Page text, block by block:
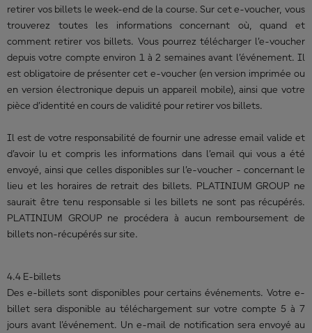
retirer vos billets le week-end de la course. Sur cet e-voucher, vous
trouverez toutes les informations concernant où, quand et
comment retirer vos billets. Vous pourrez télécharger l’e-voucher
depuis votre compte environ 1 à 2 semaines avant l’événement. Il
est obligatoire de présenter cet e-voucher (en version imprimée ou
en version électronique depuis un appareil mobile), ainsi que votre
pièce d’identité en cours de validité pour retirer vos billets.
Il est de votre responsabilité de fournir une adresse email valide et
d’avoir lu et compris les informations dans l’email qui vous a été
envoyé, ainsi que celles disponibles sur l’e-voucher - concernant le
lieu et les horaires de retrait des billets. PLATINIUM GROUP ne
saurait être tenu responsable si les billets ne sont pas récupérés.
PLATINIUM GROUP ne procédera à aucun remboursement de
billets non-récupérés sur site.
4.4 E-billets
Des e-billets sont disponibles pour certains événements. Votre e-
billet sera disponible au téléchargement sur votre compte 5 à 7
jours avant l'événement. Un e-mail de notification sera envoyé au